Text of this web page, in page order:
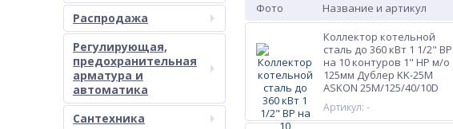
Распродажа
Регулирующая,
предохранительная
арматура и
автоматика
Сантехника
Фото Название и артикул
Коллектор котельной
сталь до 360 кВт 1 1/2" ВР
на 10 контуров 1" НР м/о
125мм Дублер KK-25М
ASKON 25M/125/40/10D
Артикул: -